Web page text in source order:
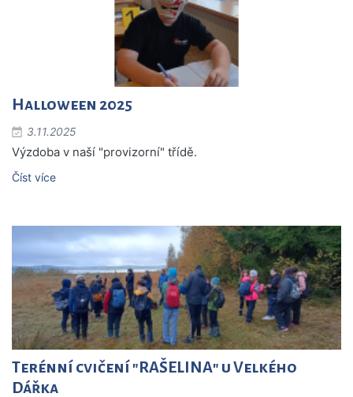
Halloween 2025
3.11.2025
Výzdoba v naší "provizorní" třídě.
Číst více
Terénní cvičení "RAŠELINA" u Velkého
Dářka